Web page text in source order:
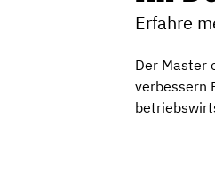
Erfahre
Der Master
verbessern